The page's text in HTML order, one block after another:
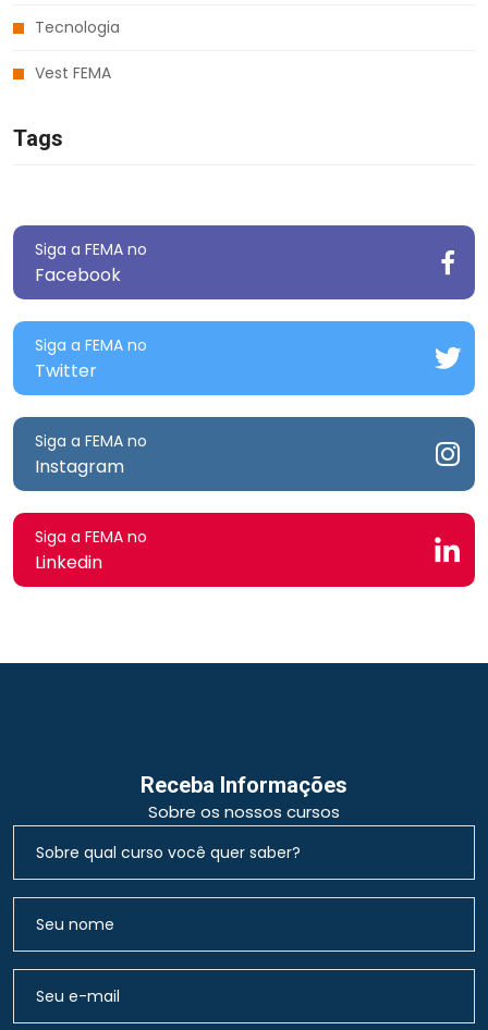
Tecnologia
Vest FEMA
Tags
Siga a FEMA no
Facebook
Siga a FEMA no
Twitter
Siga a FEMA no
Instagram
Siga a FEMA no
Linkedin
Receba Informações
Sobre os nossos cursos